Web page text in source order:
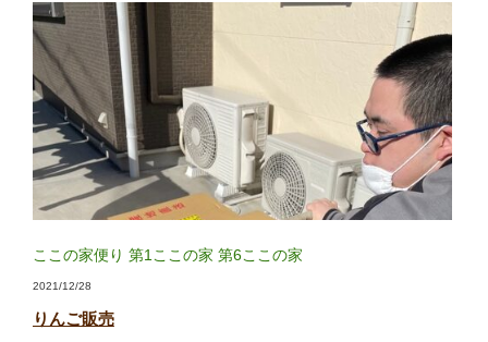
ここの家便り 第1ここの家 第6ここの家
2021/12/28
りんご販売